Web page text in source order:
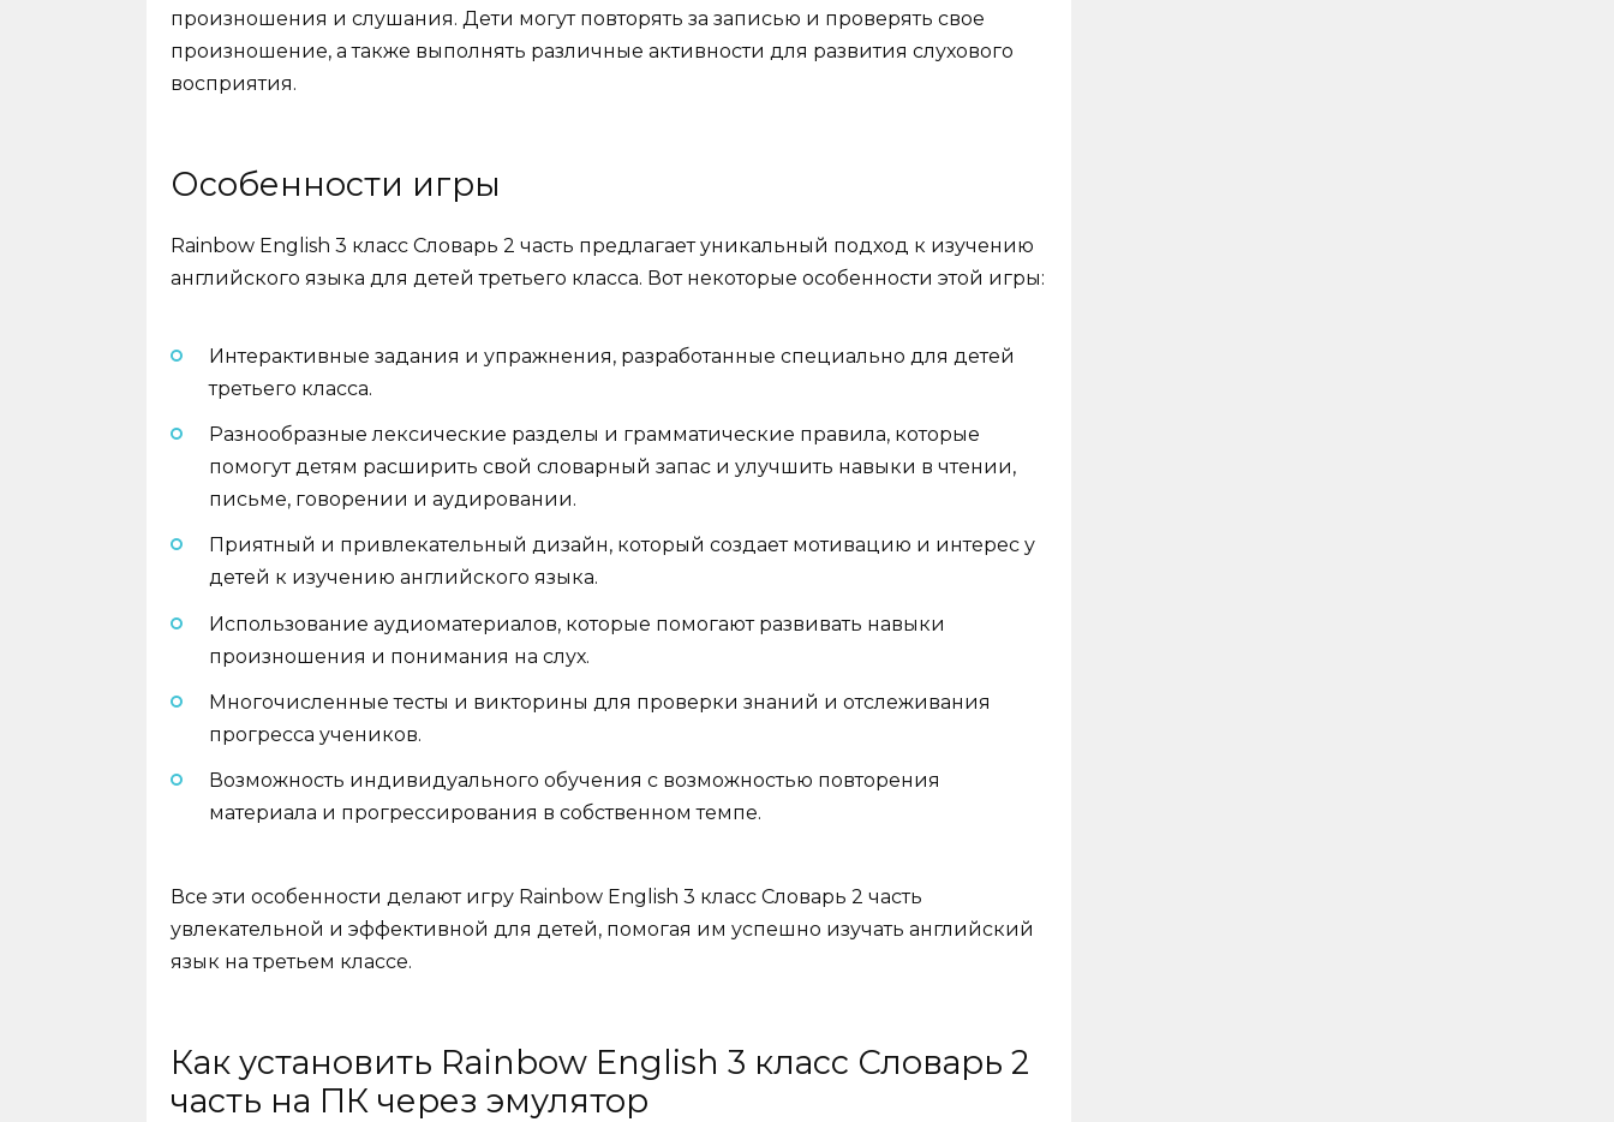
произношения и слушания. Дети могут повторять за записью и проверять свое
произношение, а также выполнять различные активности для развития слухового
восприятия.
Особенности игры
Rainbow English 3 класс Словарь 2 часть предлагает уникальный подход к изучению
английского языка для детей третьего класса. Вот некоторые особенности этой игры:
Интерактивные задания и упражнения, разработанные специально для детей
третьего класса.
Разнообразные лексические разделы и грамматические правила, которые
помогут детям расширить свой словарный запас и улучшить навыки в чтении,
письме, говорении и аудировании.
Приятный и привлекательный дизайн, который создает мотивацию и интерес у
детей к изучению английского языка.
Использование аудиоматериалов, которые помогают развивать навыки
произношения и понимания на слух.
Многочисленные тесты и викторины для проверки знаний и отслеживания
прогресса учеников.
Возможность индивидуального обучения с возможностью повторения
материала и прогрессирования в собственном темпе.
Все эти особенности делают игру Rainbow English 3 класс Словарь 2 часть
увлекательной и эффективной для детей, помогая им успешно изучать английский
язык на третьем классе.
Как установить Rainbow English 3 класс Словарь 2
часть на ПК через эмулятор